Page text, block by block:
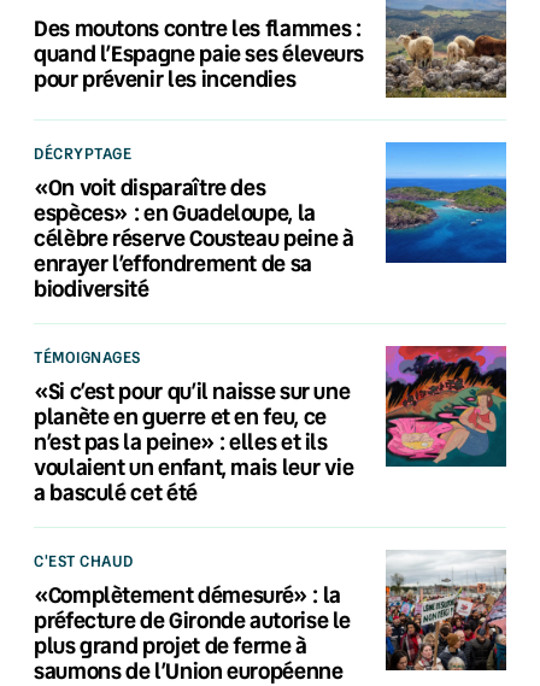
Des moutons contre les flammes :
quand l’Espagne paie ses éleveurs
pour prévenir les incendies
DÉCRYPTAGE
«On voit disparaître des
espèces» : en Guadeloupe, la
célèbre réserve Cousteau peine à
enrayer l’effondrement de sa
biodiversité
TÉMOIGNAGES
«Si c’est pour qu’il naisse sur une
planète en guerre et en feu, ce
n’est pas la peine» : elles et ils
voulaient un enfant, mais leur vie
a basculé cet été
C'EST CHAUD
«Complètement démesuré» : la
préfecture de Gironde autorise le
plus grand projet de ferme à
saumons de l’Union européenne